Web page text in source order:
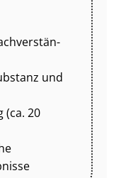
und
(ca. 20